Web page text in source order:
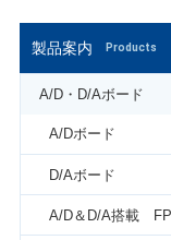
製品案内 Products
A/D・D/Aボード
A/Dボード
D/Aボード
A/D＆D/A搭載